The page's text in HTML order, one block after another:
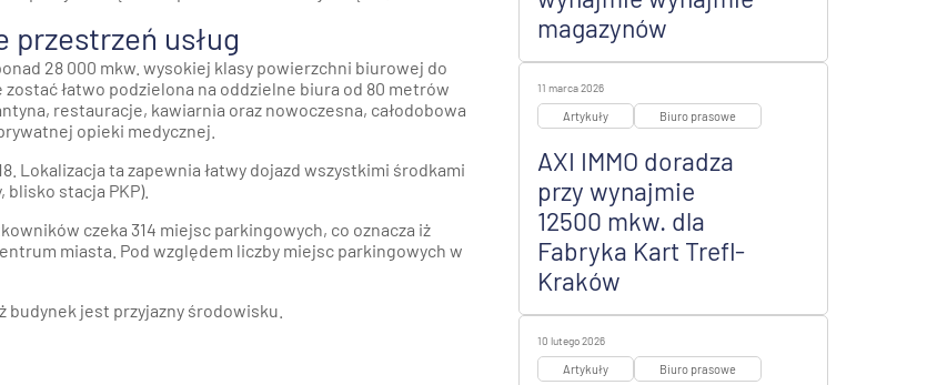
przestrzeń usług
28 000 mkw. wysokiej klasy powierzchni biurowej do
łatwo podzielona na oddzielne biura od 80 metrów
restauracje, kawiarnia oraz nowoczesna, całodobowa
opieki medycznej.
Lokalizacja ta zapewnia łatwy dojazd wszystkimi środkami
stacja PKP).
czeka 314 miejsc parkingowych, co oznacza iż
miasta. Pod względem liczby miejsc parkingowych w
jest przyjazny środowisku.
magazynów
11 marca 2026
Artykuły Biuro prasowe
AXI IMMO doradza
przy wynajmie
12500 mkw. dla
Fabryka Kart Trefl-
Kraków
10 lutego 2026
Artykuły Biuro prasowe